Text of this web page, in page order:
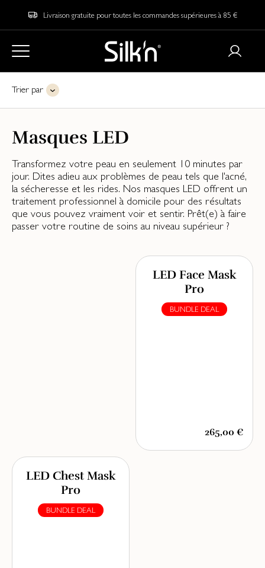
Livraison gratuite pour toutes les commandes supérieures à 85 €
Trier par
Masques LED
Transformez votre peau en seulement 10 minutes par
jour. Dites adieu aux problèmes de peau tels que l'acné,
la sécheresse et les rides. Nos masques LED offrent un
traitement professionnel à domicile pour des résultats
que vous pouvez vraiment voir et sentir. Prêt(e) à faire
passer votre routine de soins au niveau supérieur ?
LED Face Mask
Pro
BUNDLE DEAL
265,00 €
LED Chest Mask
Pro
BUNDLE DEAL